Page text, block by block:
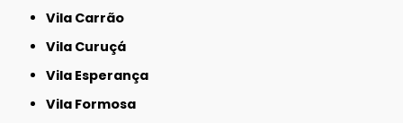
Vila Carrão
Vila Curuçá
Vila Esperança
Vila Formosa